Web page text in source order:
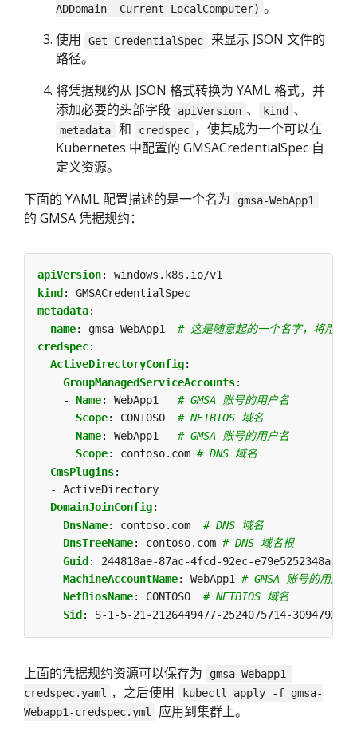
ADDomain -Current LocalComputer) 。
使用
Get-CredentialSpec
来显示 JSON 文件的
路径。
将凭据规约从 JSON 格式转换为 YAML 格式，并
添加必要的头部字段
apiVersion 、 kind 、
metadata 和 credspec ，使其成为一个可以在
Kubernetes 中配置的 GMSACredentialSpec 自
定义资源。
下面的 YAML 配置描述的是一个名为
gmsa-WebApp1
的 GMSA 凭据规约：
apiVersion:
windows.k8s.io/v1
kind :
GMSACredentialSpec
metadata:
name: gmsa-WebApp1
# 这是随意起的一个名字，将用作
credspec:
ActiveDirectoryConfig:
GroupManagedServiceAccounts:
- Name: WebApp1
# GMSA 账号的用户名
Scope: CONTOSO
# NETBIOS 域名
- Name: WebApp1
# GMSA 账号的用户名
Scope: contoso.com # DNS 域名
CmsPlugins:
- ActiveDirectory
DomainJoinConfig:
DnsName: contoso.com
# DNS 域名
DnsTreeName: contoso.com # DNS 域名根
Guid: 244818ae-87ac-4fcd-92ec-e79e5252348a
MachineAccountName: WebApp1
# GMSA 账号的用户名
NetBiosName: CONTOSO
# NETBIOS 域名
Sid : S-1-5-21-2126449477-2524075714-3094792973
上面的凭据规约资源可以保存为
gmsa-Webapp1-
credspec.yaml
，之后使用
kubectl apply -f gmsa-
Webapp1-credspec.yml
应用到集群上。